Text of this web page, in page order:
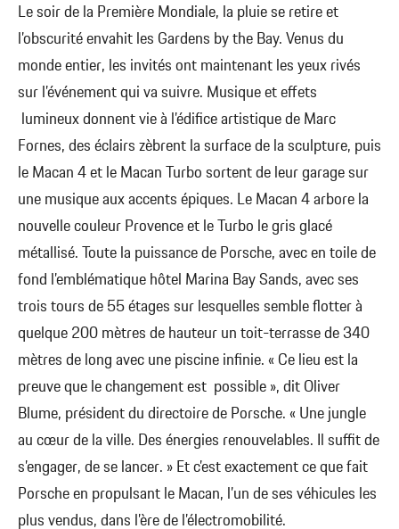
Le soir de la Première Mondiale, la pluie se retire et
l’obscurité envahit les Gardens by the Bay. Venus du
monde entier, les invités ont maintenant les yeux rivés
sur l’événement qui va suivre. Musique et effets
lumineux donnent vie à l’édifice artistique de Marc
Fornes, des éclairs zèbrent la surface de la sculpture, puis
le Macan 4 et le Macan Turbo sortent de leur garage sur
une musique aux accents épiques. Le Macan 4 arbore la
nouvelle couleur Provence et le Turbo le gris glacé
métallisé. Toute la puissance de Porsche, avec en toile de
fond l’emblématique hôtel Marina Bay Sands, avec ses
trois tours de 55 étages sur lesquelles semble flotter à
quelque 200 mètres de hauteur un toit-terrasse de 340
mètres de long avec une piscine infinie. « Ce lieu est la
preuve que le changement est possible », dit Oliver
Blume, président du directoire de Porsche. « Une jungle
au cœur de la ville. Des énergies renouvelables. Il suffit de
s’engager, de se lancer. » Et c’est exactement ce que fait
Porsche en propulsant le Macan, l’un de ses véhicules les
plus vendus, dans l’ère de l’électromobilité.